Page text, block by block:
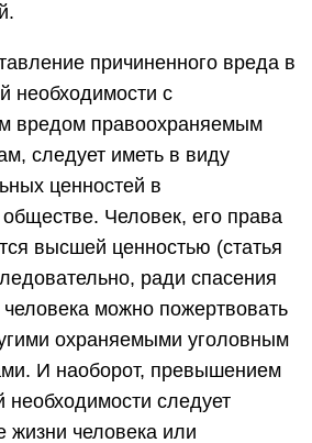
причиненного вреда в
необходимости с
вредом правоохраняемым
следует иметь в виду
ценностей в
Человек, его права
высшей ценностью (статья
ради спасения
можно пожертвовать
охраняемыми уголовным
И наоборот, превышением
необходимости следует
жизни человека или